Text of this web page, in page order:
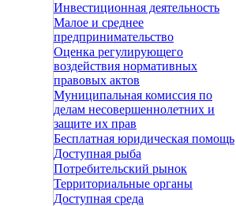
Инвестиционная деятельность
Малое и среднее
предпринимательство
Оценка регулирующего
воздействия нормативных
правовых актов
Муниципальная комиссия по
делам несовершеннолетних и
защите их прав
Бесплатная юридическая помощь
Доступная рыба
Потребительский рынок
Территориальные органы
Доступная среда